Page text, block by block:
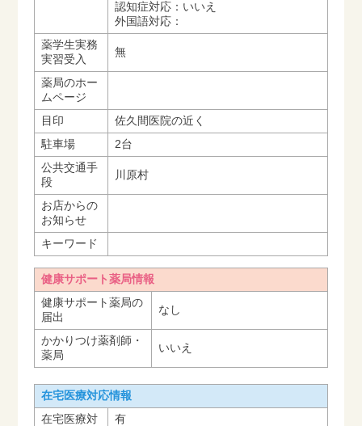
認知症対応：いいえ
外国語対応：
薬学生実務
実習受入
無
薬局のホー
ムページ
目印
佐久間医院の近く
駐車場
2台
公共交通手
段
川原村
お店からの
お知らせ
キーワード
健康サポート薬局情報
健康サポート薬局の
届出
なし
かかりつけ薬剤師・
薬局
いいえ
在宅医療対応情報
在宅医療対
有